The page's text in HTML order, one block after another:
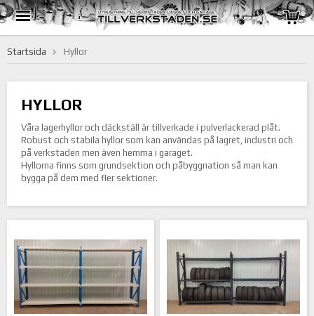
Startsida Hyllor
HYLLOR
Våra lagerhyllor och däckställ är tillverkade i pulverlackerad plåt.
Robust och stabila hyllor som kan användas på lagret, industri och
på verkstaden men även hemma i garaget.
Hyllorna finns som grundsektion och påbyggnation så man kan
bygga på dem med fler sektioner.